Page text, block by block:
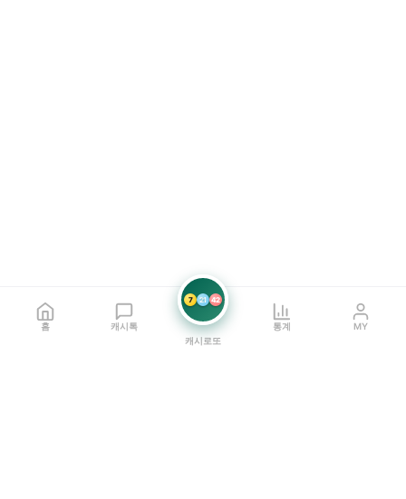
홈 캐시톡
7 21 42
캐시로또
통계 MY